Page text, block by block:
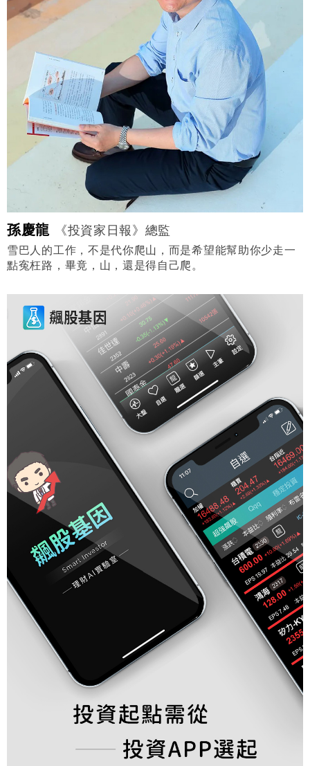
孫慶龍 《投資家日報》總監
雪巴人的工作，不是代你爬山，而是希望能幫助你少走一
點寃枉路，畢竟，山，還是得自己爬。